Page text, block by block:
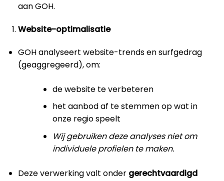
aan GOH.
Website-optimalisatie
GOH analyseert website-trends en surfgedrag
(geaggregeerd), om:
de website te verbeteren
het aanbod af te stemmen op wat in
onze regio speelt
Wij gebruiken deze analyses niet om
individuele profielen te maken.
Deze verwerking valt onder gerechtvaardigd